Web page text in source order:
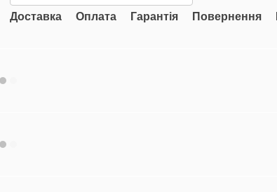
Доставка Оплата Гарантія Повернення